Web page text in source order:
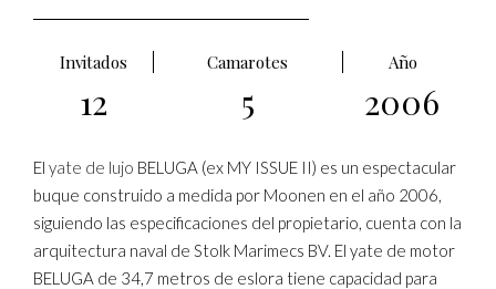
Invitados Camarotes Año
12 5 2006
El yate de lujo BELUGA (ex MY ISSUE II) es un espectacular
buque construido a medida por Moonen en el año 2006,
siguiendo las especificaciones del propietario, cuenta con la
arquitectura naval de Stolk Marimecs BV. El yate de motor
BELUGA de 34,7 metros de eslora tiene capacidad para